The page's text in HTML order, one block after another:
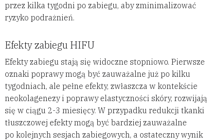
przez kilka tygodni po zabiegu, aby zminimalizować
ryzyko podrażnień.
Efekty zabiegu HIFU
Efekty zabiegu stają się widoczne stopniowo. Pierwsze
oznaki poprawy mogą być zauważalne już po kilku
tygodniach, ale pełne efekty, zwłaszcza w kontekście
neokolagenezy i poprawy elastyczności skóry, rozwijają
się w ciągu 2-3 miesięcy. W przypadku redukcji tkanki
tłuszczowej efekty mogą być bardziej zauważalne
po kolejnych sesjach zabiegowych, a ostateczny wynik